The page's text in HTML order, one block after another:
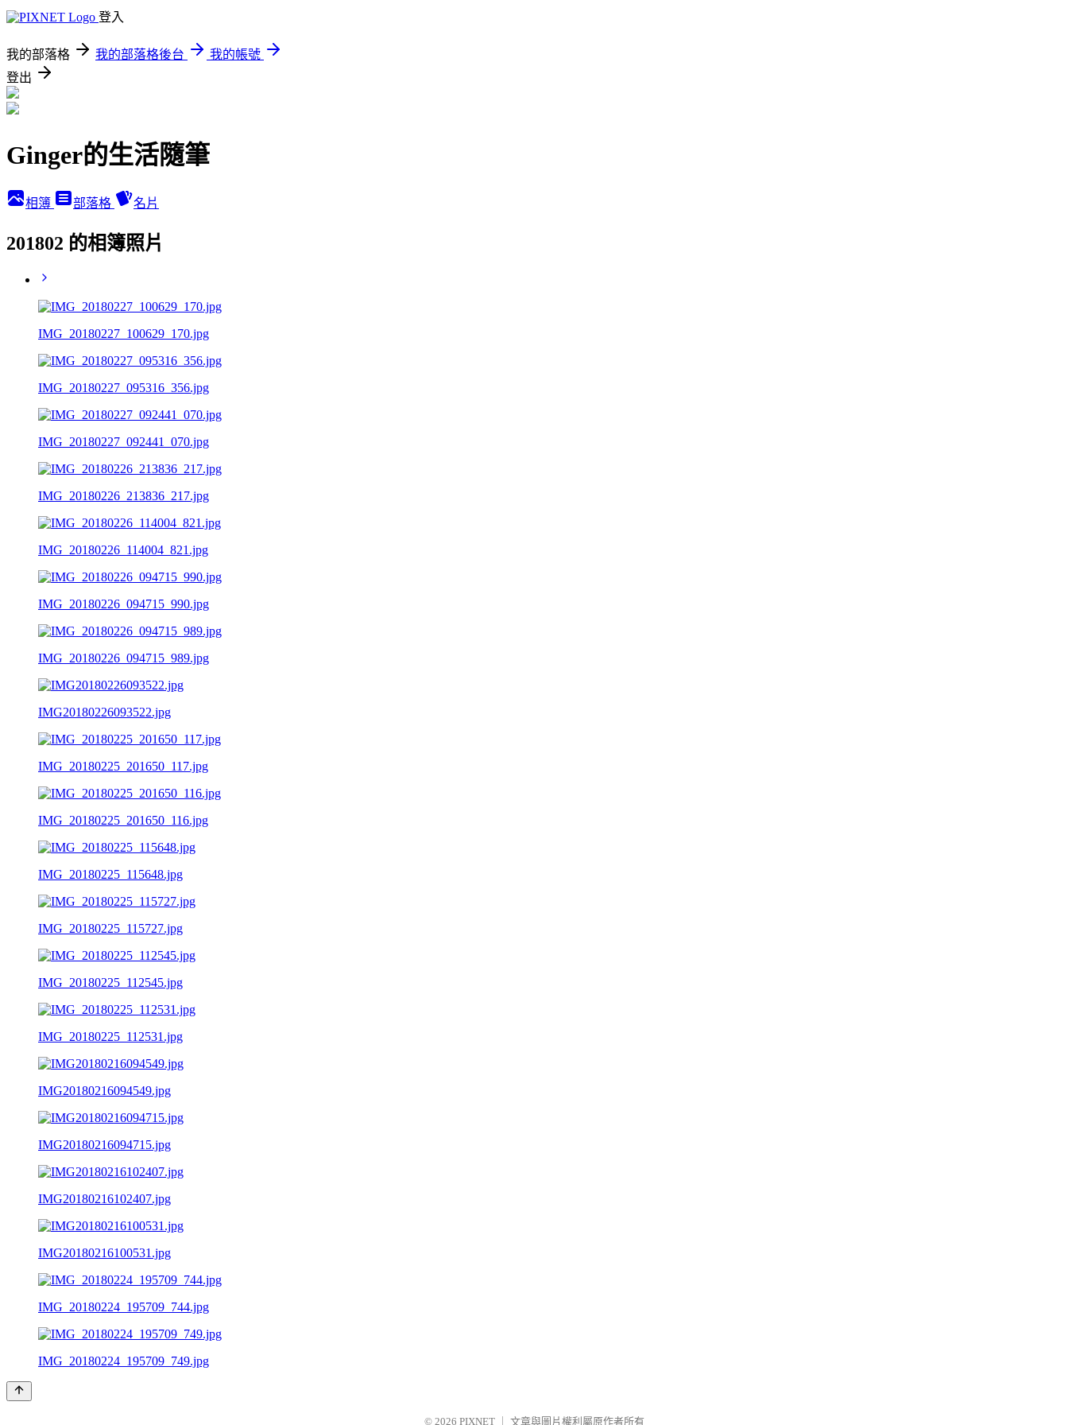
登入
我的部落格 我的部落格後台
我的帳號
登出
Ginger的生活隨筆
相簿 部落格 名片
201802 的相簿照片
IMG_20180227_100629_170.jpg
IMG_20180227_095316_356.jpg
IMG_20180227_092441_070.jpg
IMG_20180226_213836_217.jpg
IMG_20180226_114004_821.jpg
IMG_20180226_094715_990.jpg
IMG_20180226_094715_989.jpg
IMG20180226093522.jpg
IMG_20180225_201650_117.jpg
IMG_20180225_201650_116.jpg
IMG_20180225_115648.jpg
IMG_20180225_115727.jpg
IMG_20180225_112545.jpg
IMG_20180225_112531.jpg
IMG20180216094549.jpg
IMG20180216094715.jpg
IMG20180216102407.jpg
IMG20180216100531.jpg
IMG_20180224_195709_744.jpg
IMG_20180224_195709_749.jpg
© 2026 PIXNET 文章與圖片權利屬原作者所有